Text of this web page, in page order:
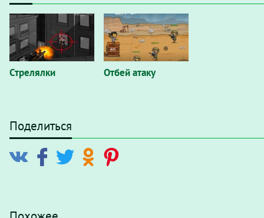
Стрелялки Отбей атаку
Поделиться